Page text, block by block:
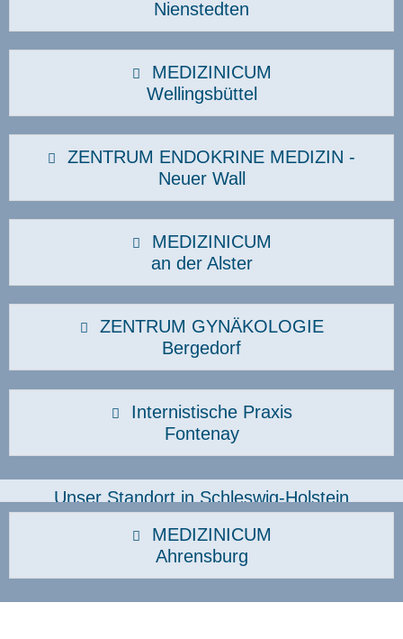
Nienstedten
MEDIZINICUM
Wellingsbüttel
ZENTRUM ENDOKRINE MEDIZIN -
Neuer Wall
MEDIZINICUM
an der Alster
ZENTRUM GYNÄKOLOGIE
Bergedorf
Internistische Praxis
Fontenay
Unser Standort in Schleswig-Holstein
MEDIZINICUM
Ahrensburg